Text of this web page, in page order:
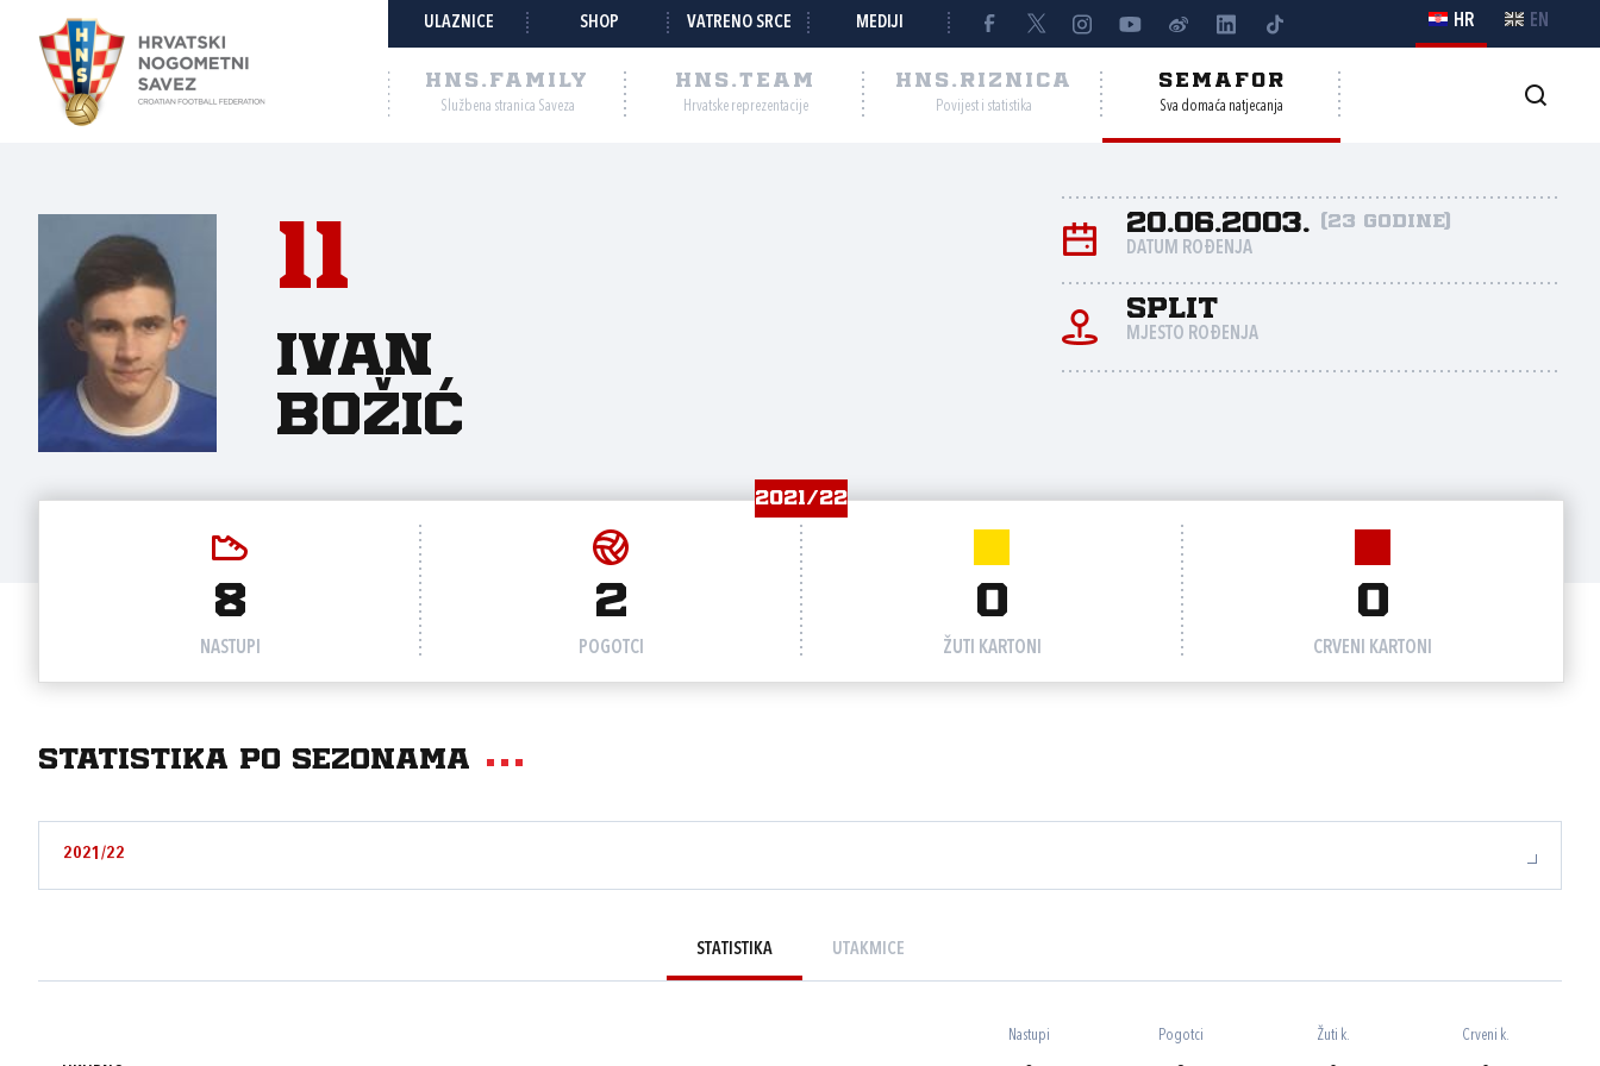
ULAZNICE SHOP VATRENO SRCE MEDIJI HR EN
HNS.FAMILY
Službena stranica Saveza
HNS.TEAM
Hrvatske reprezentacije
HNS.RIZNICA
Povijest i statistika
SEMAFOR
Sva domaća natjecanja
11
Ivan
Božić
20.06.2003. (23 godine)
DATUM ROĐENJA
Split
MJESTO ROĐENJA
2021/22
8
NASTUPI
2
POGOTCI
0
ŽUTI KARTONI
0
CRVENI KARTONI
Statistika po sezonama
2021/22
STATISTIKA UTAKMICE
Nastupi Pogotci Žuti k. Crveni k.